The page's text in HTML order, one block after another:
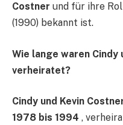
Costner und für ihre
(1990) bekannt ist.
Wie lange waren Cindy
verheiratet?
Cindy und Kevin
1978 bis 1994 ,